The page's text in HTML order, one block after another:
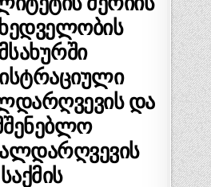
და
საქმის